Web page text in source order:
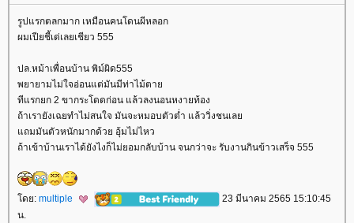
รูปแรกตลกมาก เหมือนคนโดนผีหลอก
ผมเปียชี้เด่เลยเชียว 555
ปล.หม้าเพื่อนบ้าน พิม์ผิด555
พยายามไม่ใจอ่อนแต่มันมีท่าไม้ตา
ทีแรกยก 2 ขากระโดดก่อน แล้วลงนอนหงายท้อง
ถ้าเรายังเฉยทำไม่สนใจ มันจะหมอบตัวต่ำ แล้ววิ่งชนเล
ถมมันตัวหนักมากด้วย อุ้มไม่ไหว
ถ้าเข้าบ้านเราได้ยังไงก็ไม่ยอมกลับบ้าน จนกว่าจะ รับงานกินข้าวเสร็จ 555
ดย: multiple
23 มีนาคม 2565 15:10:45
น.